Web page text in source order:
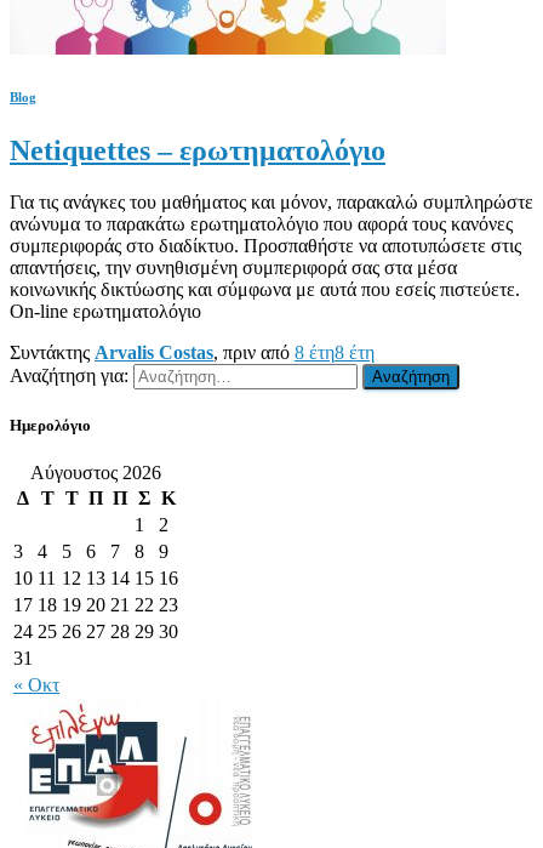
Blog
Netiquettes – ερωτηματολόγιο
Για τις ανάγκες του μαθήματος και μόνον, παρακαλώ συμπληρώστε
ανώνυμα το παρακάτω ερωτηματολόγιο που αφορά τους κανόνες
συμπεριφοράς στο διαδίκτυο. Προσπαθήστε να αποτυπώσετε στις
απαντήσεις, την συνηθισμένη συμπεριφορά σας στα μέσα
κοινωνικής δικτύωσης και σύμφωνα με αυτά που εσείς πιστεύετε.
On-line ερωτηματολόγιο
Συντάκτης Arvalis Costas, πριν από 8 έτη8 έτη
Αναζήτηση για:
Ημερολόγιο
Αύγουστος 2026
Δ Τ Τ Π Π Σ Κ
« Οκτ
1
2
3
4 5 6 7 8
9
10 11 12 13 14 15 16
17 18 19 20 21 22 23
24 25 26 27 28 29 30
31